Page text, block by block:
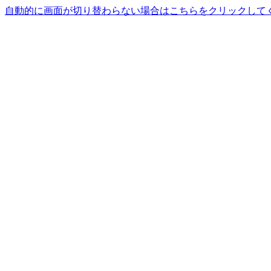
自動的に画面が切り替わらない場合はこちらをクリックして